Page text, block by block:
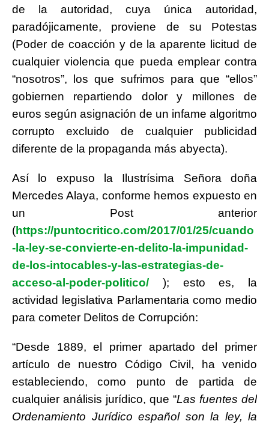
de la autoridad, cuya única autoridad,
paradójicamente, proviene de su Potestas
(Poder de coacción y de la aparente licitud de
cualquier violencia que pueda emplear contra
“nosotros”, los que sufrimos para que “ellos”
gobiernen repartiendo dolor y millones de
euros según asignación de un infame algoritmo
corrupto excluido de cualquier publicidad
diferente de la propaganda más abyecta).
Así lo expuso la Ilustrísima Señora doña
Mercedes Alaya, conforme hemos expuesto en
un Post anterior
(https://puntocritico.com/2017/01/25/cuando
-la-ley-se-convierte-en-delito-la-impunidad-
de-los-intocables-y-las-estrategias-de-
acceso-al-poder-politico/ ); esto es, la
actividad legislativa Parlamentaria como medio
para cometer Delitos de Corrupción:
“Desde 1889, el primer apartado del primer
artículo de nuestro Código Civil, ha venido
estableciendo, como punto de partida de
cualquier análisis jurídico, que “Las fuentes del
Ordenamiento Jurídico español son la ley, la